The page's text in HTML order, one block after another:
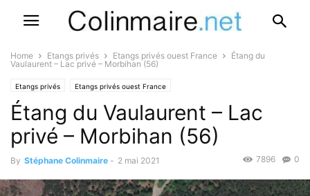
Home Etangs privés Etangs privés ouest France
Étang du
Vaulaurent – Lac privé – Morbihan (56)
Etangs privés Etangs privés ouest France
Étang du Vaulaurent – Lac
privé – Morbihan (56)
By Stéphane Colinmaire - 2 mai 2021 0
7896